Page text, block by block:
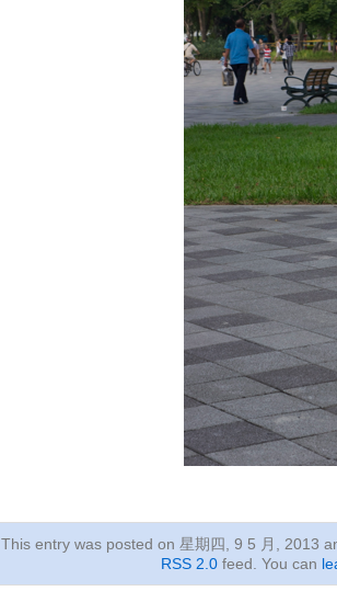
This entry was posted on 星期四, 9 5 月, 2013
RSS 2.0feed. You can